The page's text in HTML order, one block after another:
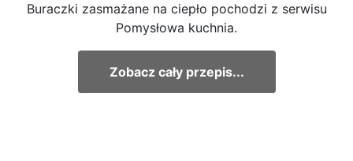
Buraczki zasmażane na ciepło pochodzi z serwisu
Pomysłowa kuchnia.
Zobacz cały przepis...